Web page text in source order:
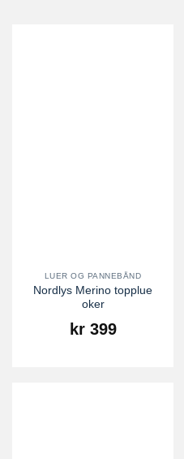
LUER OG PANNEBÅND
Nordlys Merino topplue
oker
kr399